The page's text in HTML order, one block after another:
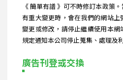
《 簡單有譜 》可不時修訂本政策
有重大變更時，會在我們的網站
變更或修改，請停止繼續使用本
規定通知本公司停止蒐集、處理及
廣告刊登或交換